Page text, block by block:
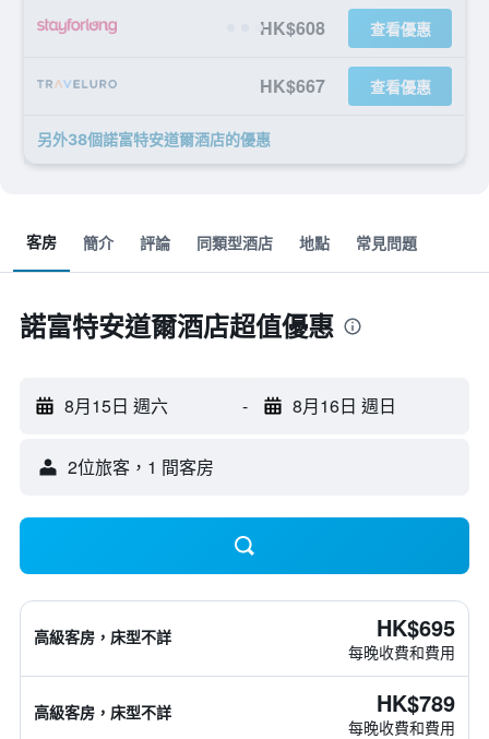
HK$608 查看優惠
HK$667 查看優惠
另外38個諾富特安道爾酒店​的優惠
客房 簡介 評論 同類型酒店 地點 常見問題
諾富特安道爾酒店超值優惠
8月15日 週六 - 8月16日 週日
2位旅客，1 間客房
高級客房，床型不詳 HK$695
每晚收費和費用
高級客房，床型不詳 HK$789
每晚收費和費用